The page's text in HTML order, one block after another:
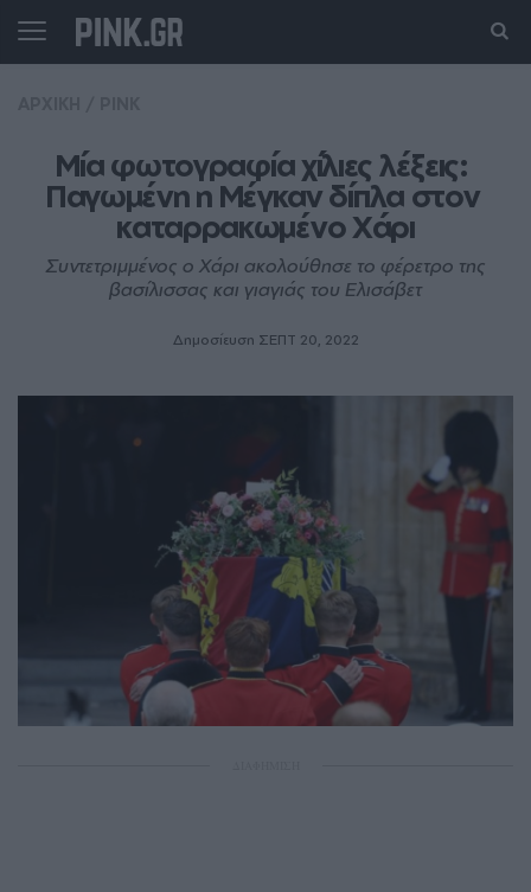
Μία φωτογραφία χίλιες λέξεις:
Παγωμένη η Μέγκαν δίπλα στον
καταρρακωμένο Χάρι
Συντετριμμένος ο Χάρι ακολούθησε το φέρετρο της
βασίλισσας και γιαγιάς του Ελισάβετ
Δημοσίευση ΣΕΠΤ 20, 2022